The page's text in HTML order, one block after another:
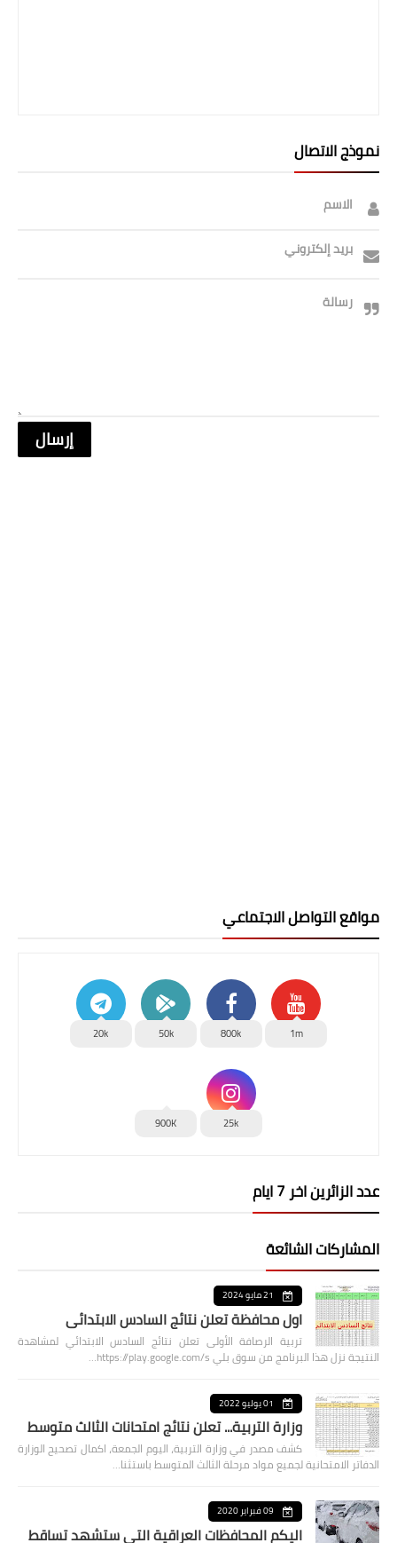
نموذج الاتصال
الاسم
بريد إلكتروني
رسالة
مواقع التواصل الاجتماعي
1m
800k
50k
20k
25k
900K
عدد الزائرين اخر 7 ايام
المشاركات الشائعة
21 مايو 2024
اول محافظة تعلن نتائج السادس الابتدائي
تربية الرصافة الأولى تعلن نتائج السادس الابتدائي لمشاهدة
النتيجة نزل هذا البرنامج من سوق بلي https://play.google.com/s…
01 يوليو 2022
وزارة التربية... تعلن نتائج امتحانات الثالث متوسط
كشف مصدر في وزارة التربية، اليوم الجمعة، اكمال تصحيح الوزارة
الدفاتر الامتحانية لجميع مواد مرحلة الثالث المتوسط باستثنا…
09 فبراير 2020
اليكم المحافظات العراقية التي ستشهد تساقط